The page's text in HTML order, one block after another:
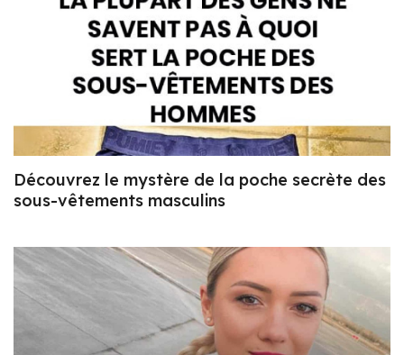
Découvrez le mystère de la poche secrète des
sous-vêtements masculins